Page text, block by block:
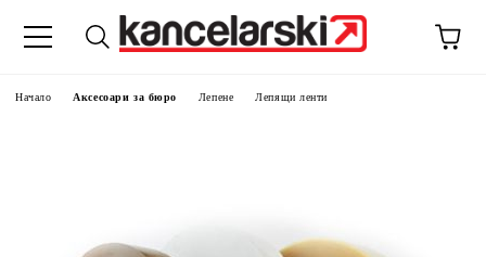
Начало Аксесоари за бюро Лепене Лепящи ленти